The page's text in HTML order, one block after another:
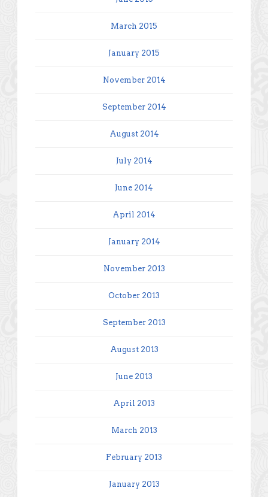
March 2015
January 2015
November 2014
September 2014
August 2014
July 2014
June 2014
April 2014
January 2014
November 2013
October 2013
September 2013
August 2013
June 2013
April 2013
March 2013
February 2013
January 2013